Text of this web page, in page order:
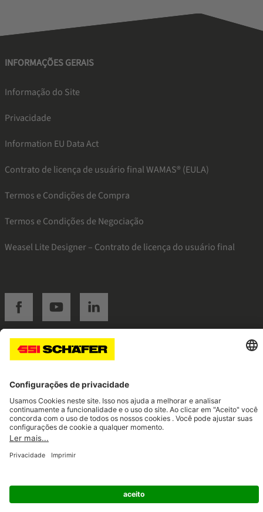
INFORMAÇÕES GERAIS
Informação do Site
Privacidade
Information EU Data Act
Contrato de licença de usuário final WAMAS® (EULA)
Termos e Condições de Compra
Termos e Condições de Negociação
Weasel Lite Designer – Contrato de licença do usuário final
SSI facebookSSI youtubeSSI linkedin
Navigate to home page
© 2026